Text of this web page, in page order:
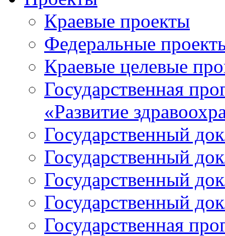
Краевые проекты
Федеральные
Краевые целевые
Государственная
«Развитие
Государственный
Государственный
Государственный
Государственный
Государственная